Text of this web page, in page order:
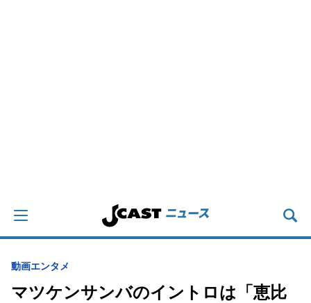
動画エンタメ
マツケンサンバのイントロは「恵比